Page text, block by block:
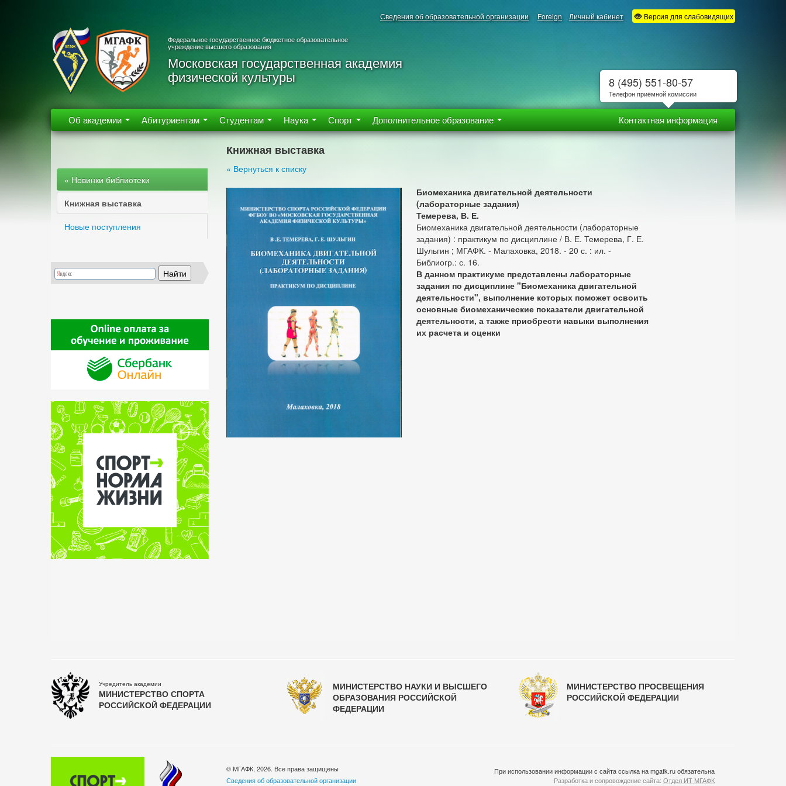
Сведения об образовательной организации Foreign Личный кабинет Версия для слабовидящих
Федеральное государственное бюджетное образовательное
учреждение высшего образования
Московская государственная академия
физической культуры
Об академии Абитуриентам Студентам Наука Спорт Дополнительное образование Контактная информация
« Новинки библиотеки
Книжная выставка
Новые поступления
Книжная выставка
« Вернуться к списку
Биомеханика двигательной деятельности
(лабораторные задания)
Темерева, В. Е.
Биомеханика двигательной деятельности (лабораторные
задания) : практикум по дисциплине / В. Е. Темерева, Г. Е.
Шульгин ; МГАФК. - Малаховка, 2018. - 20 с. : ил. -
Библиогр.: с. 16.
В данном практикуме представлены лабораторные
задания по дисциплине "Биомеханика двигательной
деятельности", выполнение которых поможет освоить
основные биомеханические показатели двигательной
деятельности, а также приобрести навыки выполнения
их расчета и оценки
Учредитель академии
МИНИСТЕРСТВО СПОРТА
РОССИЙСКОЙ ФЕДЕРАЦИИ
МИНИСТЕРСТВО НАУКИ И ВЫСШЕГО
ОБРАЗОВАНИЯ РОССИЙСКОЙ
ФЕДЕРАЦИИ
МИНИСТЕРСТВО ПРОСВЕЩЕНИЯ
РОССИЙСКОЙ ФЕДЕРАЦИИ
© МГАФК, 2026. Все права защищены
Сведения об образовательной организации
При использовании информации с сайта ссылка на mgafk.ru обязательна
Разработка и сопровождение сайта: Отдел ИТ МГАФК
8 (495) 551-80-57
Телефон приёмной комиссии